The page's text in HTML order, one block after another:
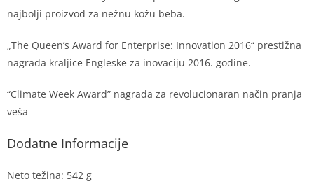
najbolji proizvod za nežnu kožu beba.
„The Queen’s Award for Enterprise: Innovation 2016“ prestižna
nagrada kraljice Engleske za inovaciju 2016. godine.
“Climate Week Award” nagrada za revolucionaran način pranja
veša
Dodatne Informacije
Neto težina: 542 g